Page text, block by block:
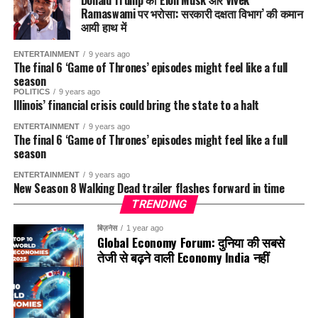
उन्हें पूरे दिन की चुनौतियों का सामना करने के लिए सक्षम बनाती है।
सामाजिक और सांस्कृतिक प्रभाव:
डिटॉक्स ड्रिंक्स शरीर से विषाक्त पदार्थों को बाहर निकालने का एक
प्रभावी तरीका है। ये ड्रिंक्स आपकी किडनी और लीवर को साफ करने में
मदद करते हैं।.
घर पर बने डिटॉक्स ड्रिंक्स
को बेहतर बनाता है और शरीर से विषाक्त पदार्थों को बाहर निकालने में भी
मददगार है. लौकी में मौजूद पोषक तत्व रक्त शोधन को भी बढ़ावा देते हैं, जो
डाइबीटीज़रोगियों के लिए फायदेमंद है
कैसे सेवन करें: आप सुबह खाली पेट या दिन में एक बार लौकी का ताज़ा जूस
पी सकते हैं. इसे पीने के तुरंत बाद कुछ भी खाने से बचें, ताकि इसके सभी
पोषक तत्व अच्छी तरह से अवशोषित हो सकें.
3. नीम का जूस
Ramaswami पर भरोसा: सरकारी दक्षता विभाग’ की कमान
आयी हाथ में
ENTERTAINMENT 9 years ago
The final 6 ‘Game of Thrones’ episodes might feel like a full
season
POLITICS 9 years ago
Illinois’ financial crisis could bring the state to a halt
ENTERTAINMENT 9 years ago
The final 6 ‘Game of Thrones’ episodes might feel like a full
season
ENTERTAINMENT 9 years ago
New Season 8 Walking Dead trailer flashes forward in time
TRENDING
बिज़नेस 1 year ago
Global Economy Forum: दुनिया की सबसे
तेजी से बढ़ने वाली Economy India नहीं